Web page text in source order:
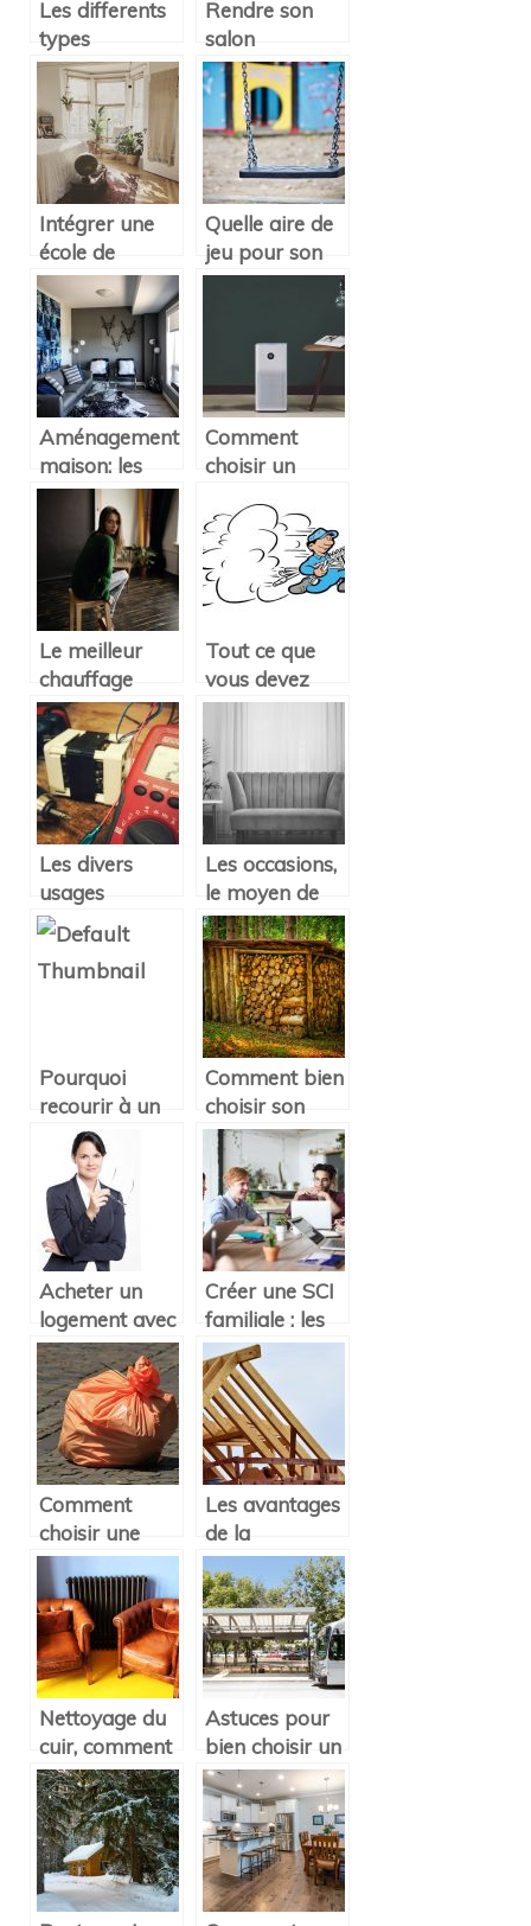
Les differents
types
d’alarmes
incendie
Rendre son
salon
confortable.
Intégrer une
école de
décoration à
Lyon
Quelle aire de
jeu pour son
jardin ?
Aménagement
maison: les
meubles
design parfaits
pour les petits
espaces
Comment
choisir un
d’air ?
Le meilleur
chauffage
pour la maison
: Électrique ou
à gaz ?
Tout ce que
vous devez
savoir sur les
services d’un
plombier
Les divers
usages
possibles d’un
multimètre
dans une
Les occasions,
le moyen de
décorer à bon
prix
Pourquoi
recourir à un
plan
d’architecte
avant
d’aménager
son extérieur
Comment bien
choisir son
abri bûches
pour embellir
son jardin ?
Acheter un
logement avec
une SCI : les
avantages
Créer une SCI
familiale : les
avantages
Comment
choisir une
poubelle pour
l’intérieur ?
Les avantages
de la
renovation
d’une maison!
Nettoyage du
cuir, comment
ca se passe ?
Astuces pour
bien choisir un
store banne